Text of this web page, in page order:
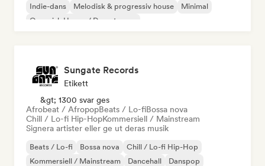
Indie-dans
Melodisk & progressiv house
Minimal
Organisk House / Downtempo
Sungate Records
Etikett
&gt; 1300 svar ges
Afrobeat / AfropopBeats / Lo-fiBossa nova
Chill / Lo-fi Hip-HopKommersiell / Mainstream
Signera artister eller ge ut deras musik
Beats / Lo-fi Bossa nova
Chill / Lo-fi Hip-Hop
Kommersiell / Mainstream
Dancehall
Danspop